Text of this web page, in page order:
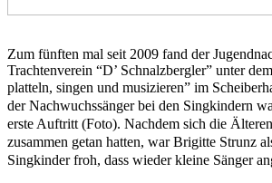
Zum fünften mal seit 2009 fand der
Trachtenverein “D’ Schnalzbergler” unter
platteln, singen und musizieren” im
der Nachwuchssänger bei den Singkindern
erste Auftritt (Foto). Nachdem sich die
zusammen getan hatten, war Brigitte Strunz
Singkinder froh, dass wieder kleine Sänger